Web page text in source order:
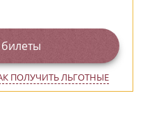
ПОЛУЧИТЬ ЛЬГОТНЫЕ